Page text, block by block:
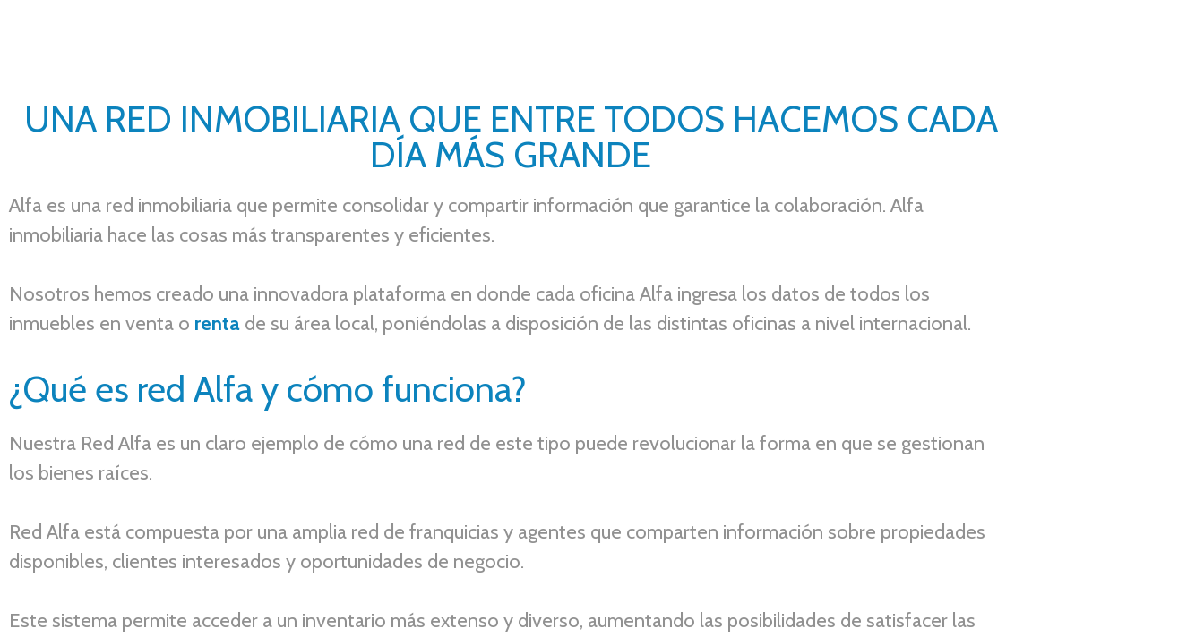
UNA RED INMOBILIARIA QUE ENTRE TODOS HACEMOS CADA
DÍA MÁS GRANDE
Alfa es una red inmobiliaria que permite consolidar y compartir información que garantice la colaboración. Alfa
inmobiliaria hace las cosas más transparentes y eficientes.
Nosotros hemos creado una innovadora plataforma en donde cada oficina Alfa ingresa los datos de todos los
inmuebles en venta o renta de su área local, poniéndolas a disposición de las distintas oficinas a nivel internacional.
¿Qué es red Alfa y cómo funciona?
Nuestra Red Alfa es un claro ejemplo de cómo una red de este tipo puede revolucionar la forma en que se gestionan
los bienes raíces.
Red Alfa está compuesta por una amplia red de franquicias y agentes que comparten información sobre propiedades
disponibles, clientes interesados y oportunidades de negocio.
Este sistema permite acceder a un inventario más extenso y diverso, aumentando las posibilidades de satisfacer las